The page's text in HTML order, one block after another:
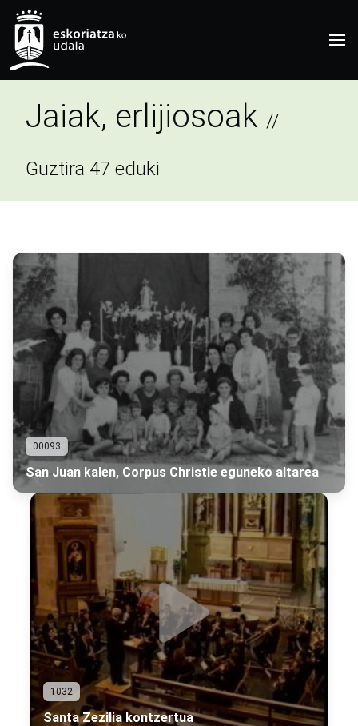
Jaiak, erlijiosoak //
Guztira 47 eduki
00093
San Juan kalen, Corpus Christie eguneko altarea
1032
Santa Zezilia kontzertua